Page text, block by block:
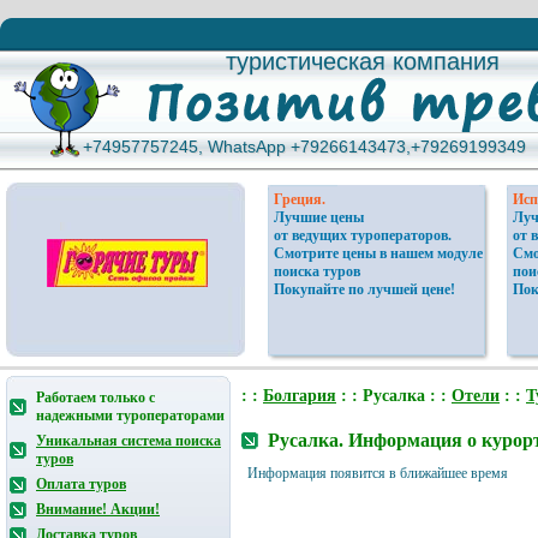
туристическая компания
туристическая компания
+74957757245, WhatsApp +79266143473,+79269199349
+74957757245, WhatsApp +79266143473,+79269199349
Греция.
Лучшие цены
от ведущих туроператоров.
Смотрите цены в нашем модуле
поиска туров
Покупайте по лучшей цене!
от
Работаем только с
надежными туроператорами
Уникальная система поиска
туров
Оплата туров
Внимание! Акции!
Доставка туров
: : Болгария : : Русалка : : Отели : :
Русалка. Информация о
Информация появится в ближайшее время